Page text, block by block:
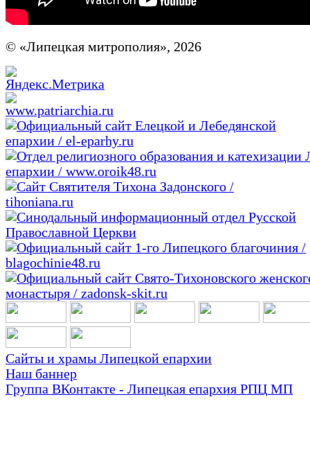
© «Липецкая митрополия», 2026
Сайты и храмы Липецкой епархии
Наш баннер
Группа ВКонтакте - Липецкая епархия РПЦ МП